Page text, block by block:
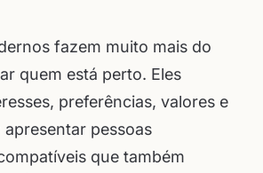
fazem muito mais do
quem está perto. Eles
preferências, valores e
pessoas
que também